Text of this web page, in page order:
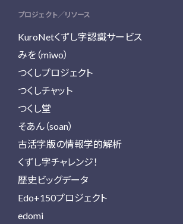
プロジェクト／リソース
KuroNetくずし字認識サービス
みを（miwo）
つくしプロジェクト
つくしチャット
つくし堂
そあん（soan）
古活字版の情報学的解析
くずし字チャレンジ！
歴史ビッグデータ
Edo+150プロジェクト
edomi